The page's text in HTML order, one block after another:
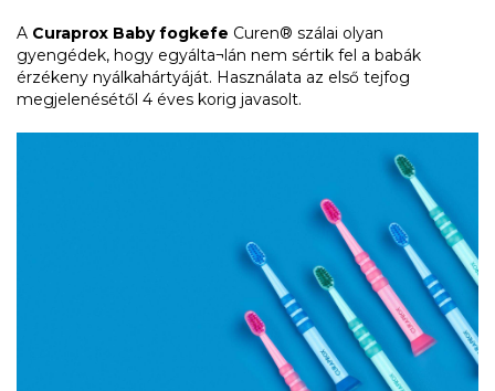
A Curaprox Baby fogkefe Curen® szálai olyan
gyengédek, hogy egyálta¬lán nem sértik fel a babák
érzékeny nyálkahártyáját. Használata az első tejfog
megjelenésétől 4 éves korig javasolt.